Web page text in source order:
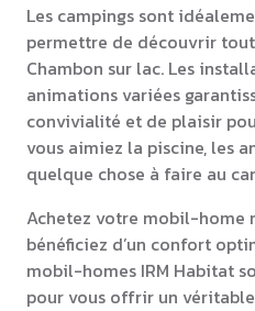
Les campings sont
permettre de découvrir
Chambon sur lac. Les
animations variées
convivialité et de plaisir
vous aimiez la piscine, les
quelque chose à faire au
Achetez votre mobil-home
bénéficiez d’un confort
mobil-homes IRM Habitat
pour vous offrir un